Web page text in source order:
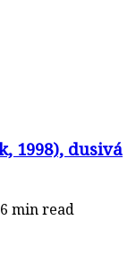
1998), dusivá
6 min read